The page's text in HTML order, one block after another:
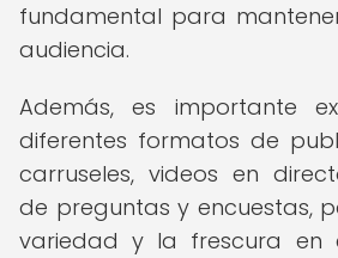
fundamental para
audiencia.
Además, es importante
diferentes formatos de
carruseles, videos en
de preguntas y encuestas,
variedad y la frescura en